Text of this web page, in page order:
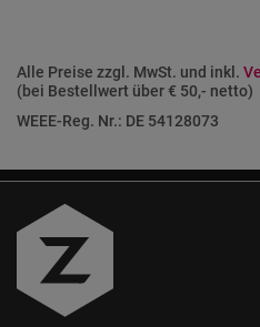
Alle Preise zzgl. MwSt. und inkl.
(bei Bestellwert über € 50,- netto)
WEEE-Reg. Nr.: DE 54128073